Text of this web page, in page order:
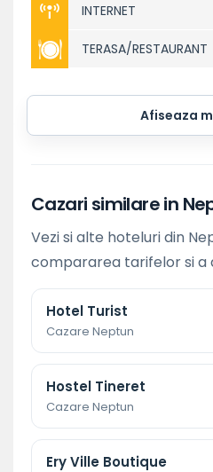
INTERNET
TERASA/RESTAURANT
Afiseaza
Cazari similare in
Vezi si alte hoteluri din
compararea tarifelor si a
Hotel Turist
Cazare Neptun
Hostel Tineret
Cazare Neptun
Ery Ville Boutique